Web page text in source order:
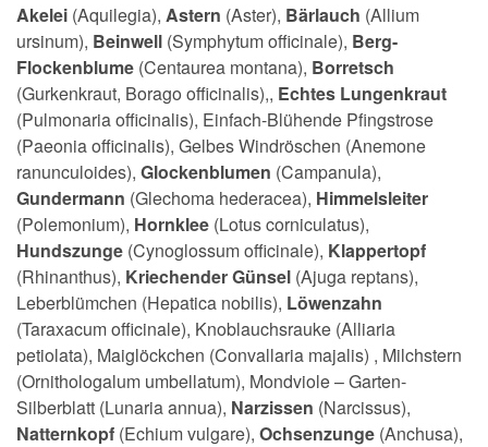
Akelei (Aquilegia), Astern (Aster), Bärlauch (Allium
ursinum), Beinwell (Symphytum officinale), Berg-
Flockenblume (Centaurea montana), Borretsch
(Gurkenkraut, Borago officinalis),, Echtes Lungenkraut
(Pulmonaria officinalis), Einfach-Blühende Pfingstrose
(Paeonia officinalis), Gelbes Windröschen (Anemone
ranunculoides), Glockenblumen (Campanula),
Gundermann (Glechoma hederacea), Himmelsleiter
(Polemonium), Hornklee (Lotus corniculatus),
Hundszunge (Cynoglossum officinale), Klappertopf
(Rhinanthus), Kriechender Günsel (Ajuga reptans),
Leberblümchen (Hepatica nobilis), Löwenzahn
(Taraxacum officinale), Knoblauchsrauke (Alliaria
petiolata), Maiglöckchen (Convallaria majalis) , Milchstern
(Ornithologalum umbellatum), Mondviole – Garten-
Silberblatt (Lunaria annua), Narzissen (Narcissus),
Natternkopf (Echium vulgare), Ochsenzunge (Anchusa),